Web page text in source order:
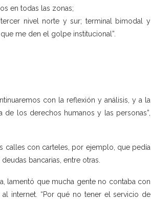
en todas las zonas;
nivel norte y sur; terminal bimodal y
me den el golpe institucional”.
con la reflexión y análisis, y a la
los derechos humanos y las personas”,
calles con carteles, por ejemplo, que pedía
bancarias, entre otras.
lamentó que mucha gente no contaba con
internet. “Por qué no tener el servicio de